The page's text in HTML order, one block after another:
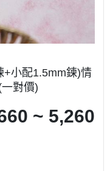
+小配1.5mm鍊)情
對價)
~ 5,260